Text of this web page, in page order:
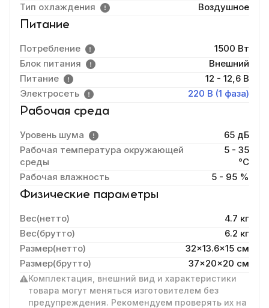
Тип охлаждения
Воздушное
Питание
Потребление
1500 Вт
Блок питания
Внешний
Питание
12 - 12,6 В
Электросеть
220 В (1 фаза)
Рабочая среда
Уровень шума
65 дБ
Рабочая температура окружающей
среды
5 - 35
°C
Рабочая влажность
5 - 95 %
Физические параметры
Вес(нетто)
4.7 кг
Вес(брутто)
6.2 кг
Размер(нетто)
32x13.6x15 cм
Размер(брутто)
37x20x20 см
Комплектация, внешний вид и характеристики
товара могут меняться изготовителем без
предупреждения. Рекомендуем проверять их на